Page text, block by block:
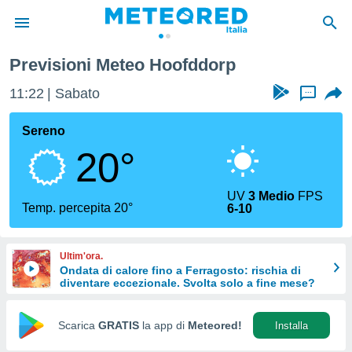
di
per
le
di
Web
Previsioni Meteo Hoofddorp
11:22 Sabato ...
Sereno
20°
Temp. percepita 20°
UV3 Medio FPS
6-10
Ultim'ora.
Ondata di calore fino a Ferragosto: rischia di
diventare eccezionale. Svolta solo a fine mese?
Scarica GRATIS la app di Meteored! Installa